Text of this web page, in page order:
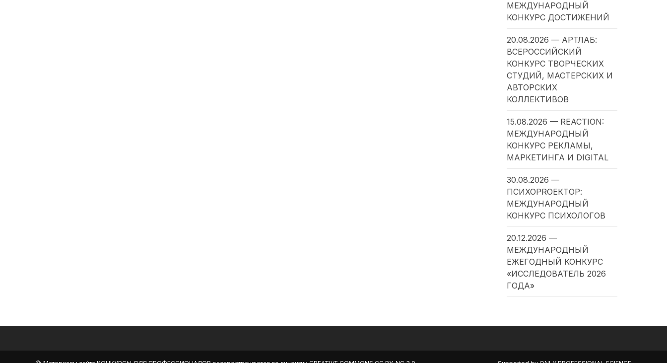
МЕЖДУНАРОДНЫЙ
КОНКУРС ДОСТИЖЕНИЙ
20.08.2026 — АРТЛАБ:
ВСЕРОССИЙСКИЙ
КОНКУРС ТВОРЧЕСКИХ
СТУДИЙ, МАСТЕРСКИХ И
АВТОРСКИХ
КОЛЛЕКТИВОВ
15.08.2026 — REACTION:
МЕЖДУНАРОДНЫЙ
КОНКУРС РЕКЛАМЫ,
МАРКЕТИНГА И DIGITAL
30.08.2026 —
ПСИХОPROЕКТОР:
МЕЖДУНАРОДНЫЙ
КОНКУРС ПСИХОЛОГОВ
20.12.2026 —
МЕЖДУНАРОДНЫЙ
ЕЖЕГОДНЫЙ КОНКУРС
«ИССЛЕДОВАТЕЛЬ 2026
ГОДА»